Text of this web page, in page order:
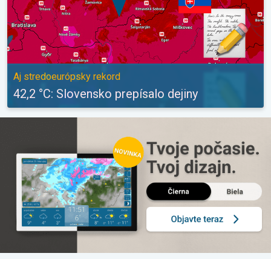
Aj stredoeurópsky rekord
42,2 °C: Slovensko prepísalo dejiny